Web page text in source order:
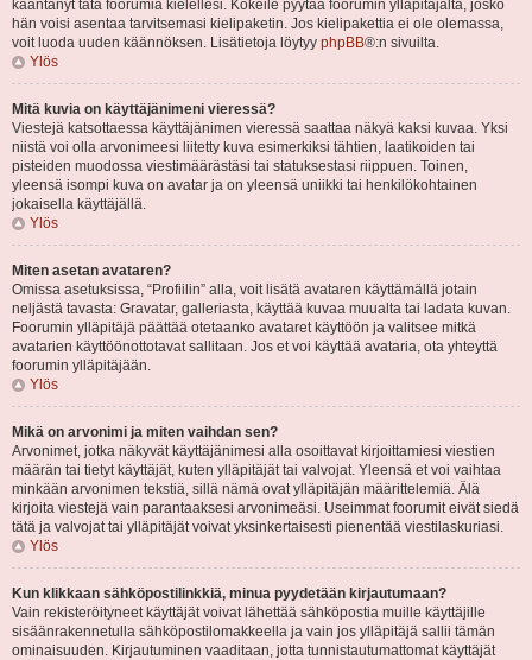
kääntänyt tätä foorumia kielellesi. Kokeile pyytää foorumin ylläpitäjältä, josko
hän voisi asentaa tarvitsemasi kielipaketin. Jos kielipakettia ei ole olemassa,
voit luoda uuden käännöksen. Lisätietoja löytyy phpBB®:n sivuilta.
Ylös
Mitä kuvia on käyttäjänimeni vieressä?
Viestejä katsottaessa käyttäjänimen vieressä saattaa näkyä kaksi kuvaa. Yksi
niistä voi olla arvonimeesi liitetty kuva esimerkiksi tähtien, laatikoiden tai
pisteiden muodossa viestimäärästäsi tai statuksestasi riippuen. Toinen,
yleensä isompi kuva on avatar ja on yleensä uniikki tai henkilökohtainen
jokaisella käyttäjällä.
Ylös
Miten asetan avataren?
Omissa asetuksissa, “Profiilin” alla, voit lisätä avataren käyttämällä jotain
neljästä tavasta: Gravatar, galleriasta, käyttää kuvaa muualta tai ladata kuvan.
Foorumin ylläpitäjä päättää otetaanko avataret käyttöön ja valitsee mitkä
avatarien käyttöönottotavat sallitaan. Jos et voi käyttää avataria, ota yhteyttä
foorumin ylläpitäjään.
Ylös
Mikä on arvonimi ja miten vaihdan sen?
Arvonimet, jotka näkyvät käyttäjänimesi alla osoittavat kirjoittamiesi viestien
määrän tai tietyt käyttäjät, kuten ylläpitäjät tai valvojat. Yleensä et voi vaihtaa
minkään arvonimen tekstiä, sillä nämä ovat ylläpitäjän määrittelemiä. Älä
kirjoita viestejä vain parantaaksesi arvonimeäsi. Useimmat foorumit eivät siedä
tätä ja valvojat tai ylläpitäjät voivat yksinkertaisesti pienentää viestilaskuriasi.
Ylös
Kun klikkaan sähköpostilinkkiä, minua pyydetään kirjautumaan?
Vain rekisteröityneet käyttäjät voivat lähettää sähköpostia muille käyttäjille
sisäänrakennetulla sähköpostilomakkeella ja vain jos ylläpitäjä sallii tämän
ominaisuuden. Kirjautuminen vaaditaan, jotta tunnistautumattomat käyttäjät